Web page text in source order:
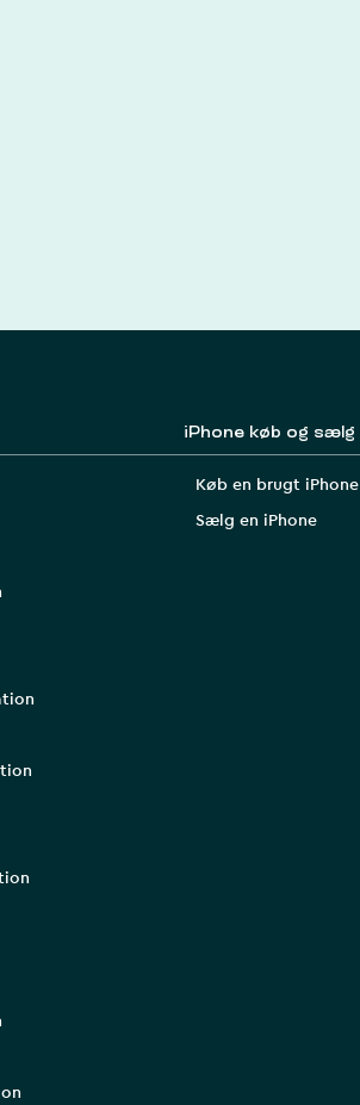
iPhone køb og sælg
Køb en brugt iPhone
Sælg en iPhone